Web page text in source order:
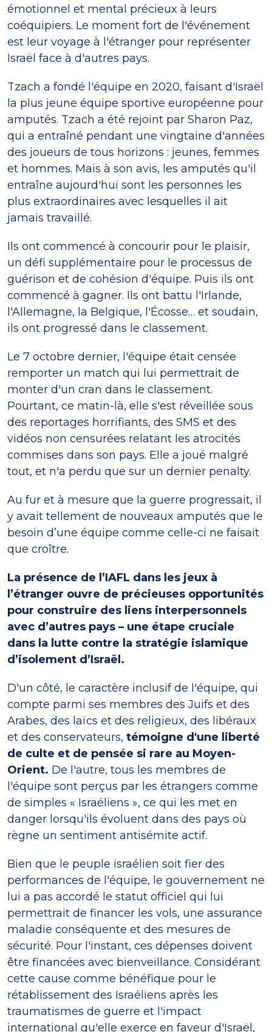
émotionnel et mental précieux à leurs
coéquipiers. Le moment fort de l'événement
est leur voyage à l'étranger pour représenter
Israël face à d'autres pays.
Tzach a fondé l'équipe en 2020, faisant d'Israël
la plus jeune équipe sportive européenne pour
amputés. Tzach a été rejoint par Sharon Paz,
qui a entraîné pendant une vingtaine d'années
des joueurs de tous horizons : jeunes, femmes
et hommes. Mais à son avis, les amputés qu'il
entraîne aujourd'hui sont les personnes les
plus extraordinaires avec lesquelles il ait
jamais travaillé.
Ils ont commencé à concourir pour le plaisir,
un défi supplémentaire pour le processus de
guérison et de cohésion d'équipe. Puis ils ont
commencé à gagner. Ils ont battu l'Irlande,
l'Allemagne, la Belgique, l'Écosse… et soudain,
ils ont progressé dans le classement.
Le 7 octobre dernier, l'équipe était censée
remporter un match qui lui permettrait de
monter d'un cran dans le classement.
Pourtant, ce matin-là, elle s'est réveillée sous
des reportages horrifiants, des SMS et des
vidéos non censurées relatant les atrocités
commises dans son pays. Elle a joué malgré
tout, et n'a perdu que sur un dernier penalty.
Au fur et à mesure que la guerre progressait, il
y avait tellement de nouveaux amputés que le
besoin d’une équipe comme celle-ci ne faisait
que croître.
La présence de l’IAFL dans les jeux à
l’étranger ouvre de précieuses opportunités
pour construire des liens interpersonnels
avec d’autres pays – une étape cruciale
dans la lutte contre la stratégie islamique
d’isolement d’Israël.
D'un côté, le caractère inclusif de l'équipe, qui
compte parmi ses membres des Juifs et des
Arabes, des laïcs et des religieux, des libéraux
et des conservateurs, témoigne d'une liberté
de culte et de pensée si rare au Moyen-
Orient. De l'autre, tous les membres de
l'équipe sont perçus par les étrangers comme
de simples « Israéliens », ce qui les met en
danger lorsqu'ils évoluent dans des pays où
règne un sentiment antisémite actif.
Bien que le peuple israélien soit fier des
performances de l'équipe, le gouvernement ne
lui a pas accordé le statut officiel qui lui
permettrait de financer les vols, une assurance
maladie conséquente et des mesures de
sécurité. Pour l'instant, ces dépenses doivent
être financées avec bienveillance. Considérant
cette cause comme bénéfique pour le
rétablissement des Israéliens après les
traumatismes de guerre et l'impact
international qu'elle exerce en faveur d'Israël,